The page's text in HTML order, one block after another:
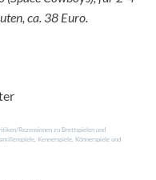
ca. 38 Euro.
Rezensionen zu Brettspielen und
Kennerspiele, Könnerspiele und